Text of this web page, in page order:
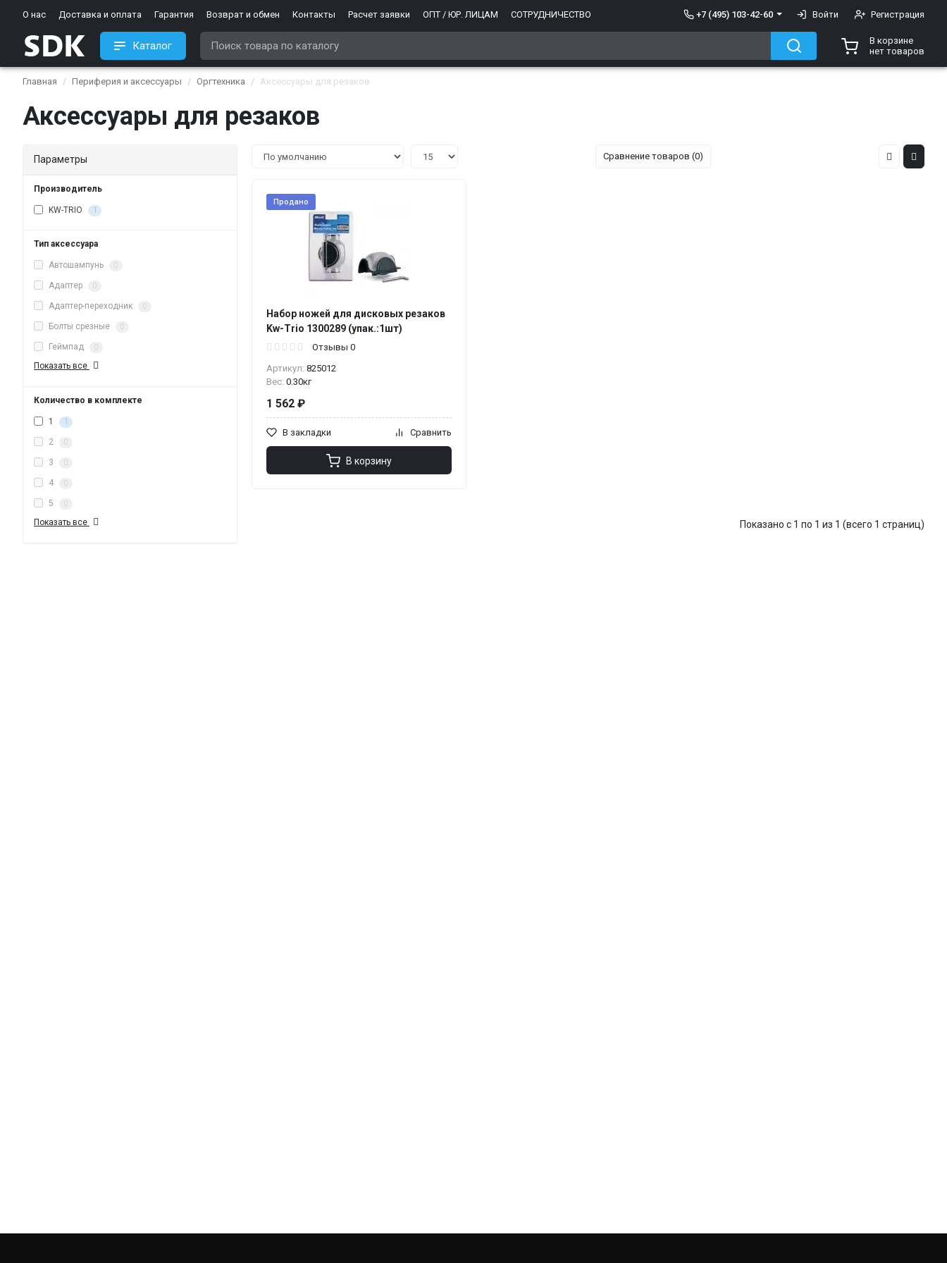
О нас Доставка и оплата Гарантия Возврат и обмен Контакты Расчет заявки ОПТ / ЮР. ЛИЦАМ СОТРУДНИЧЕСТВО +7 (495) 103-42-60 Войти Регистрация
Каталог
В корзине
нет товаров
Главная Периферия и аксессуары Оргтехника Аксессуары для резаков
Аксессуары для резаков
Параметры
Производитель
KW-TRIO 1
Тип аксессуара
Автошампунь 0
Адаптер 0
Адаптер-переходник 0
Болты срезные 0
Геймпад 0
Показать все
Количество в комплекте
1 1
2 0
3 0
4 0
5 0
Показать все
Сравнение товаров (0)
Продано
Набор ножей для дисковых резаков
Kw-Trio 1300289 (упак.:1шт)
Отзывы 0
Артикул: 825012
Вес: 0.30кг
1 562 ₽
В закладки Сравнить
В корзину
Показано с 1 по 1 из 1 (всего 1 страниц)